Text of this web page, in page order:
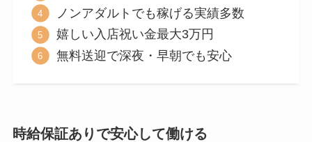
ノンアダルトでも稼げる実績多数
嬉しい入店祝い金最大3万円
無料送迎で深夜・早朝でも安心
時給保証ありで安心して働ける